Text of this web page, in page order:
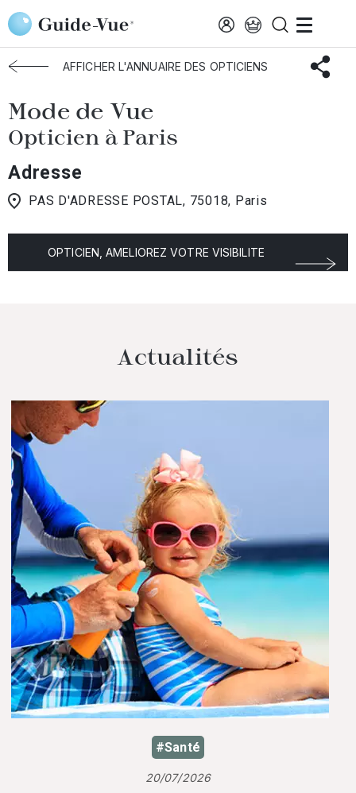
Aller au contenu principal
Accueil Choisir mon opticien Mode de Vue
AFFICHER L'ANNUAIRE DES OPTICIENS
Mode de Vue
Opticien à Paris
Adresse
PAS D'ADRESSE POSTAL, 75018, Paris
OPTICIEN, AMELIOREZ VOTRE VISIBILITE
Actualités
#Santé
20/07/2026